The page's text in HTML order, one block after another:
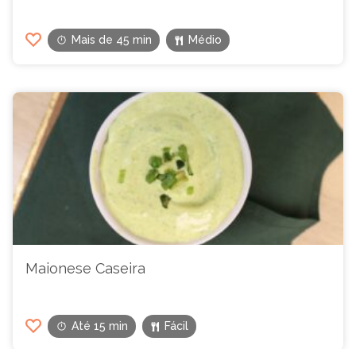
Mais de 45 min Médio
Maionese Caseira
Até 15 min Fácil